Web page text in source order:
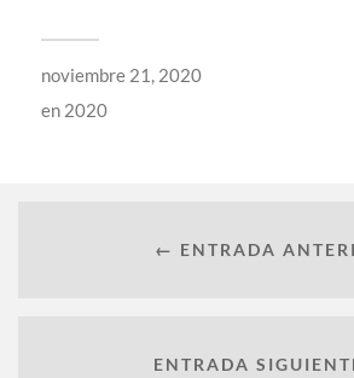
noviembre 21, 2020
en 2020
← ENTRADA
ENTRADA